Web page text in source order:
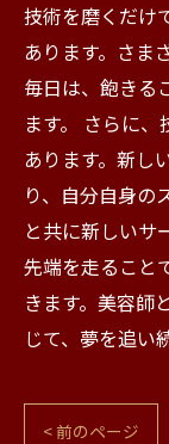
技術を磨くだけ
あります。さま
毎日は、飽きる
ます。 さらに
あります。新し
り、自分自身の
と共に新しいサ
先端を走ること
きます。美容師
じて、夢を追い
< 前のページ